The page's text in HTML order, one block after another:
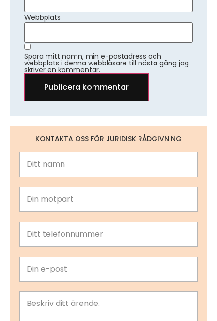
Webbplats
Spara mitt namn, min e-postadress och
webbplats i denna webbläsare till nästa gång jag
skriver en kommentar.
KONTAKTA OSS FÖR JURIDISK RÅDGIVNING